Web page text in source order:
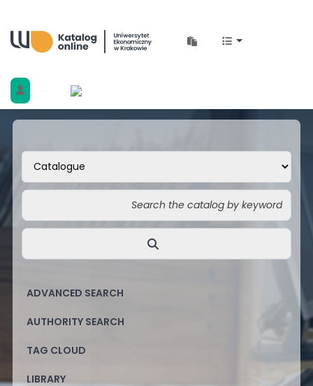
Biblioteka Uniwersytetu Ekonomicznego w
ADVANCED SEARCH
AUTHORITY SEARCH
TAG CLOUD
LIBRARY